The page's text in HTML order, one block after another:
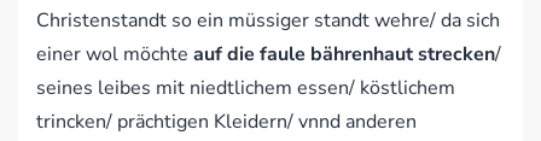
Christenstandt so ein müssiger standt wehre/ da sich
einer wol möchte auf die faule bährenhaut strecken/
seines leibes mit niedtlichem essen/ köstlichem
trincken/ prächtigen Kleidern/ vnnd anderen